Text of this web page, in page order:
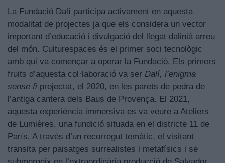
La Fundació Dalí participa activament en aquesta
modalitat de projectes ja que els considera un vector
important d’educació i divulgació del llegat dalinià arreu
del món. Culturespaces és el primer soci tecnològic
amb qui va començar a operar la Fundació. Els primers
fruits d’aquesta col·laboració va ser Dalí, l’enigma
sense fi projectat, el 2020, en les parets de pedra de
l’antiga cantera dels Baus de Provença. El 2021,
aquesta experiència immersiva es va veure a Ateliers
de Lumières, una fundició situada en el districte 11 de
París. A través d’un recorregut temàtic, el visitant
transita per paisatges surrealistes i metafísics i se